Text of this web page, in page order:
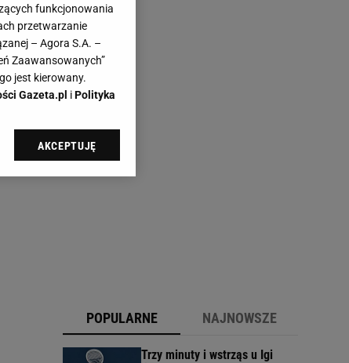
POPULARNE NAJNOWSZE
Trzy minuty i wstrząs u Igi
funkcjonowania
przetwarzanie
– Agora S.A. –
Zaawansowanych”
jest kierowany.
Gazeta.pl iPolityka
sp. z o.o., jej
swoje preferencje
AKCEPTUJĘ